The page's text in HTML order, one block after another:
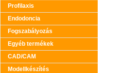
Profilaxis
Endodoncia
Fogszabályozás
Egyéb termékek
CAD/CAM
Modellkészítés